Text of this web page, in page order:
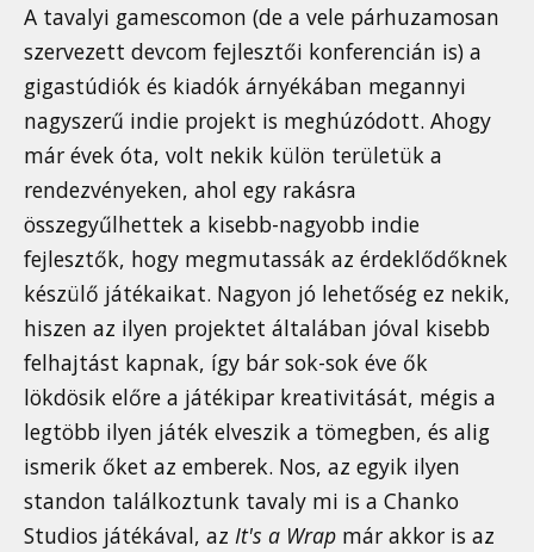
A tavalyi gamescomon (de a vele párhuzamosan
szervezett devcom fejlesztői konferencián is) a
gigastúdiók és kiadók árnyékában megannyi
nagyszerű indie projekt is meghúzódott. Ahogy
már évek óta, volt nekik külön területük a
rendezvényeken, ahol egy rakásra
összegyűlhettek a kisebb-nagyobb indie
fejlesztők, hogy megmutassák az érdeklődőknek
készülő játékaikat. Nagyon jó lehetőség ez nekik,
hiszen az ilyen projektet általában jóval kisebb
felhajtást kapnak, így bár sok-sok éve ők
lökdösik előre a játékipar kreativitását, mégis a
legtöbb ilyen játék elveszik a tömegben, és alig
ismerik őket az emberek. Nos, az egyik ilyen
standon találkoztunk tavaly mi is a Chanko
Studios játékával, az It's a Wrap már akkor is az